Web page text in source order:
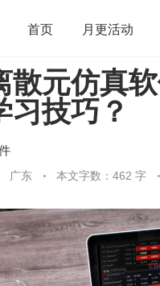
首页 月更活动
OpenHarmony
程序员
散元仿真
习技巧？
广东 本文字数：462 字